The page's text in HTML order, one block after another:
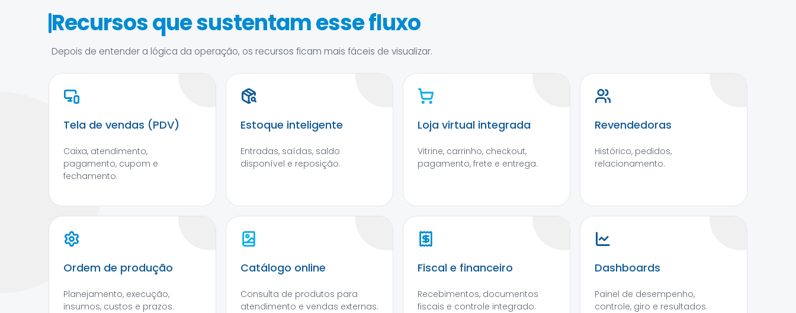
Recursos que sustentam esse fluxo
Depois de entender a lógica da operação, os recursos ficam mais fáceis de visualizar.
Tela de vendas (PDV)
Caixa, atendimento,
pagamento, cupom e
fechamento.
Estoque inteligente
Entradas, saídas, saldo
disponível e reposição.
Loja virtual integrada
Vitrine, carrinho, checkout,
pagamento, frete e entrega.
Revendedoras
Histórico, pedidos,
relacionamento.
Ordem de produção
Planejamento, execução,
insumos, custos e prazos.
Catálogo online
Consulta de produtos para
atendimento e vendas externas.
Fiscal e financeiro
Recebimentos, documentos
fiscais e controle integrado.
Dashboards
Painel de desempenho,
controle, giro e resultados.